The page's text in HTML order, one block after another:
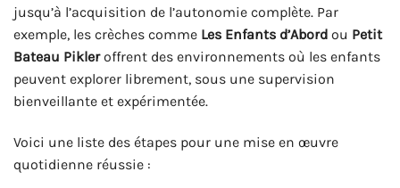
jusqu’à l’acquisition de l’autonomie complète. Par
exemple, les crèches comme Les Enfants d’Abord ou Petit
Bateau Pikleroffrent des environnements où les enfants
peuvent explorer librement, sous une supervision
bienveillante et expérimentée.
Voici une liste des étapes pour une mise en œuvre
quotidienne réussie :